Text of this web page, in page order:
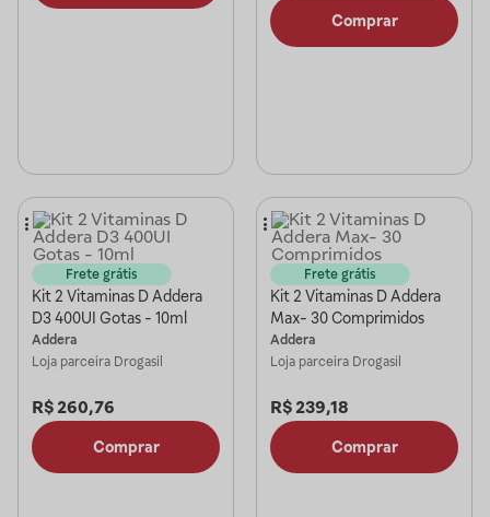
Comprar
Frete grátis
Kit 2 Vitaminas D Addera
D3 400UI Gotas - 10ml
Addera
Loja parceira Drogasil
R$ 260,76
Comprar
Frete grátis
Kit 2 Vitaminas D Addera
Max- 30 Comprimidos
Addera
Loja parceira Drogasil
R$ 239,18
Comprar